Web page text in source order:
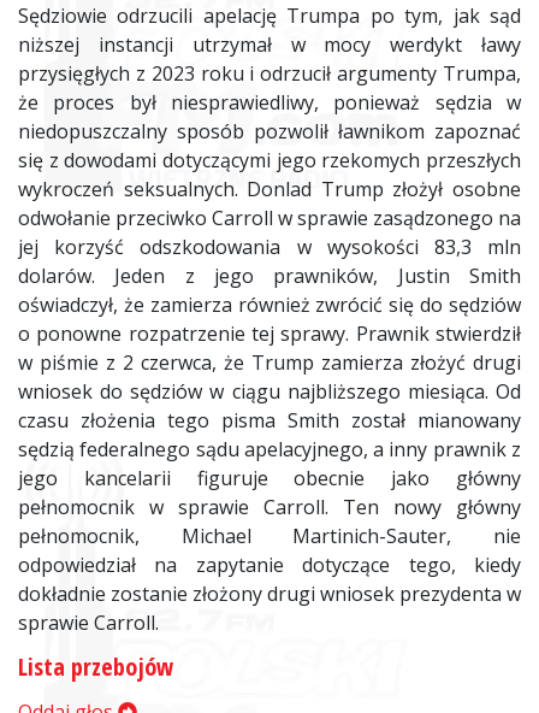
Sędziowie odrzucili apelację Trumpa po tym, jak sąd
niższej instancji utrzymał w mocy werdykt ławy
przysięgłych z 2023 roku i odrzucił argumenty Trumpa,
że proces był niesprawiedliwy, ponieważ sędzia w
niedopuszczalny sposób pozwolił ławnikom zapoznać
się z dowodami dotyczącymi jego rzekomych przeszłych
wykroczeń seksualnych. Donlad Trump złożył osobne
odwołanie przeciwko Carroll w sprawie zasądzonego na
jej korzyść odszkodowania w wysokości 83,3 mln
dolarów. Jeden z jego prawników, Justin Smith
oświadczył, że zamierza również zwrócić się do sędziów
o ponowne rozpatrzenie tej sprawy. Prawnik stwierdził
w piśmie z 2 czerwca, że Trump zamierza złożyć drugi
wniosek do sędziów w ciągu najbliższego miesiąca. Od
czasu złożenia tego pisma Smith został mianowany
sędzią federalnego sądu apelacyjnego, a inny prawnik z
jego kancelarii figuruje obecnie jako główny
pełnomocnik w sprawie Carroll. Ten nowy główny
pełnomocnik, Michael Martinich-Sauter, nie
odpowiedział na zapytanie dotyczące tego, kiedy
dokładnie zostanie złożony drugi wniosek prezydenta w
sprawie Carroll.
Lista przebojów